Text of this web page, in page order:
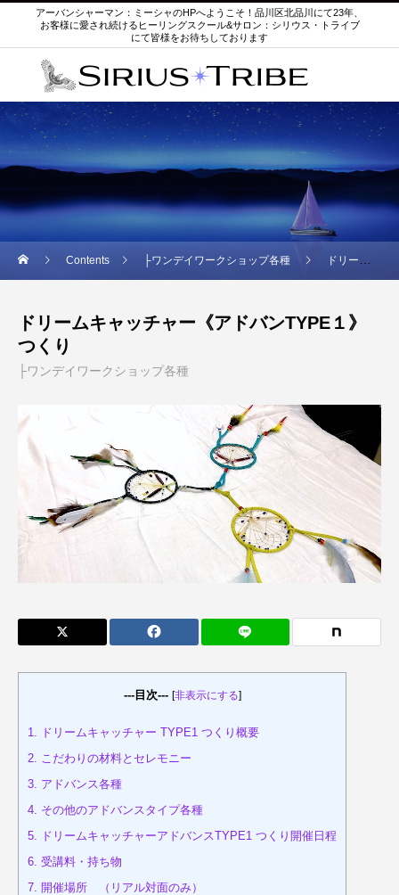
アーバンシャーマン：ミーシャのHPへようこそ！品川区北品川にて23年、
お客様に愛され続けるヒーリングスクール&サロン：シリウス・トライブ
にて皆様をお待ちしております
Contents ├ワンデイワークショップ各種 ドリームキャッチャー《アドバンTYPE１》つくり
ドリームキャッチャー《アドバンTYPE１》
つくり
├ワンデイワークショップ各種
---目次--- [非表示にする]
1. ドリームキャッチャー TYPE1 つくり概要
2. こだわりの材料とセレモニー
3. アドバンス各種
4. その他のアドバンスタイプ各種
5. ドリームキャッチャーアドバンスTYPE1 つくり開催日程
6. 受講料・持ち物
7. 開催場所 （リアル対面のみ）